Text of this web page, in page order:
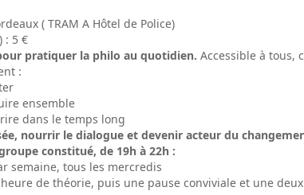
( TRAM A Hôtel de Police)
: 5 €
pratiquer la philo au quotidien. Accessible à tous,
:
ensemble
dans le temps long
nourrir le dialogue et devenir acteur du
constitué, de 19h à 22h :
semaine, tous les mercredis
de théorie, puis une pause conviviale et une